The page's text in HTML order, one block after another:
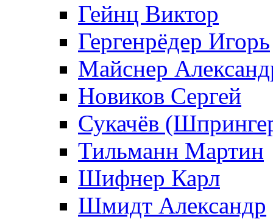
Гейнц Виктор
Гергенрёдер Игорь
Майснер
Новиков Сергей
Сукачёв
Тильманн Мартин
Шифнер Карл
Шмидт Александр